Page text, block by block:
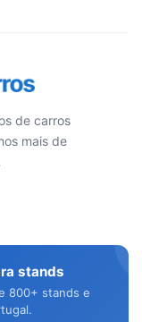
de carros
mais de
stands
800+ stands e